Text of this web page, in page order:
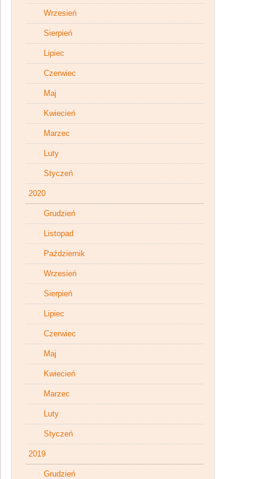
Wrzesień
Sierpień
Lipiec
Czerwiec
Maj
Kwiecień
Marzec
Luty
Styczeń
2020
Grudzień
Listopad
Październik
Wrzesień
Sierpień
Lipiec
Czerwiec
Maj
Kwiecień
Marzec
Luty
Styczeń
2019
Grudzień